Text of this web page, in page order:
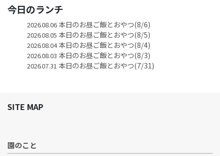
今日のランチ
2026.08.06本日のお昼ご飯とおやつ(8/6)
2026.08.05 本日のお昼ご飯とおやつ(8/5)
2026.08.04本日のお昼ご飯とおやつ(8/4)
2026.08.03 本日のお昼ご飯とおやつ(8/3)
2026.07.31 本日のお昼ご飯とおやつ(7/31)
SITE MAP
園のこと